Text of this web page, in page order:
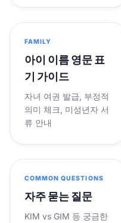
FAMILY
아이 이름 영문 표
기 가이드
자녀 여권 발급, 부정적
의미 체크, 미성년자 서
류 안내
COMMON QUESTIONS
자주 묻는 질문
KIM vs GIM 등 궁금한